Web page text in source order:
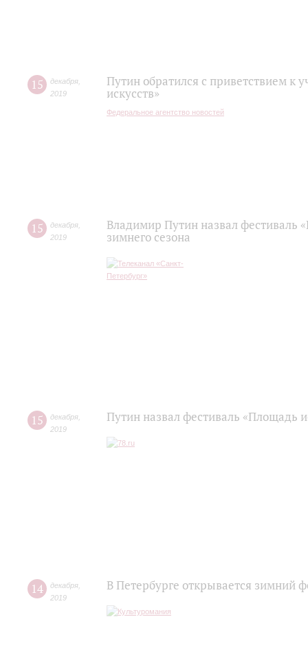
15 декабря
2019
Путин обратился с приветствием к
искусств»
Федеральное агентство новостей
15 декабря
2019
Владимир Путин назвал фестиваль
зимнего сезона
15 декабря
2019
Путин назвал фестиваль «Площадь
14 декабря
2019
В Петербурге открывается зимний